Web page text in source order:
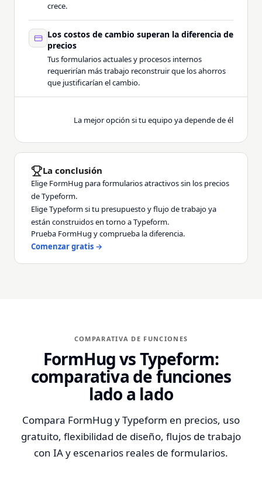
crece.
Los costos de cambio superan la diferencia de
precios
Tus formularios actuales y procesos internos
requerirían más trabajo reconstruir que los ahorros
que justificarían el cambio.
La mejor opción si tu equipo ya depende de él
La conclusión
Elige FormHug para formularios atractivos sin los precios
de Typeform.
Elige Typeform si tu presupuesto y flujo de trabajo ya
están construidos en torno a Typeform.
Prueba FormHug y comprueba la diferencia.
Comenzar gratis →
COMPARATIVA DE FUNCIONES
FormHug vs Typeform:
comparativa de funciones
lado a lado
Compara FormHug y Typeform en precios, uso
gratuito, flexibilidad de diseño, flujos de trabajo
con IA y escenarios reales de formularios.